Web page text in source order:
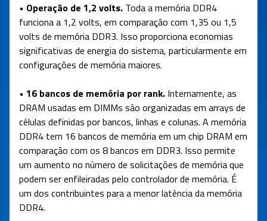
• Operação de 1,2 volts. Toda a memória DDR4
funciona a 1,2 volts, em comparação com 1,35 ou 1,5
volts de memória DDR3. Isso proporciona economias
significativas de energia do sistema, particularmente em
configurações de memória maiores.
• 16 bancos de memória por rank. Internamente, as
DRAM usadas em DIMMs são organizadas em arrays de
células definidas por bancos, linhas e colunas. A memória
DDR4 tem 16 bancos de memória em um chip DRAM em
comparação com os 8 bancos em DDR3. Isso permite
um aumento no número de solicitações de memória que
podem ser enfileiradas pelo controlador de memória. É
um dos contribuintes para a menor latência da memória
DDR4.